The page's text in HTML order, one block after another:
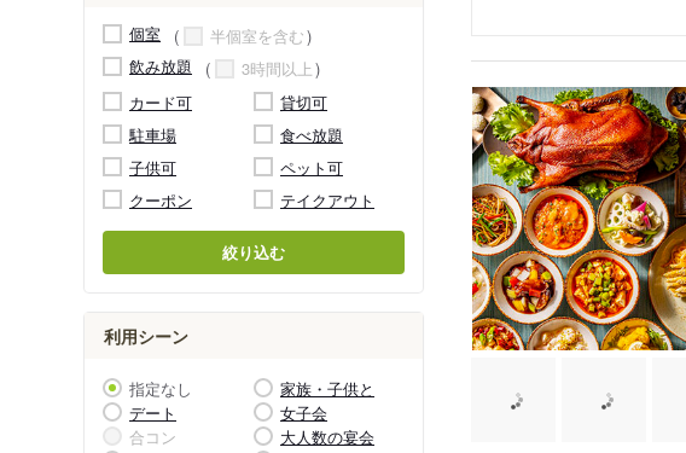
個室
半個室を含む
飲み放題
3時間以上
カード可
貸切可
駐車場
食べ放題
子供可
ペット可
クーポン
テイクアウト
絞り込む
利用シーン
指定なし
家族・子供と
デート
女子会
合コン
大人数の宴会